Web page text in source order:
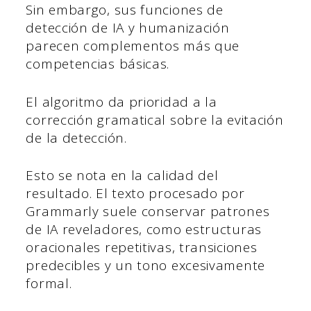
Sin embargo, sus funciones de
detección de IA y humanización
parecen complementos más que
competencias básicas.
El algoritmo da prioridad a la
corrección gramatical sobre la evitación
de la detección.
Esto se nota en la calidad del
resultado. El texto procesado por
Grammarly suele conservar patrones
de IA reveladores, como estructuras
oracionales repetitivas, transiciones
predecibles y un tono excesivamente
formal.